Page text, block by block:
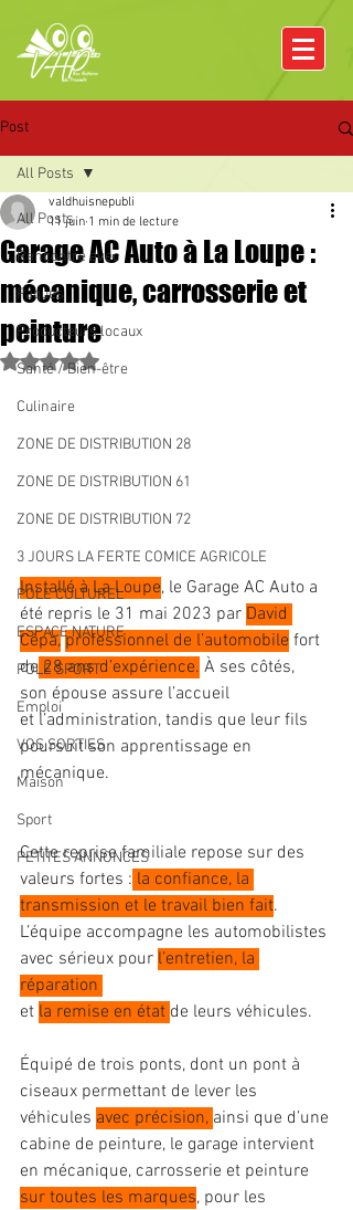
Post
All Posts
Rencontre avec
Pâques
Producteurs locaux
Santé / Bien-être
Culinaire
ZONE DE DISTRIBUTION 28
ZONE DE DISTRIBUTION 61
ZONE DE DISTRIBUTION 72
3 JOURS LA FERTE COMICE AGRICOLE
POLE CULTUREL
ESPACE NATURE
POLE SPORT
Emploi
VOS SORTIES
Maison
Sport
PETITES ANNONCES
All Posts
Garage AC Auto à La Loupe :
mécanique, carrosserie et
peinture
valdhuisnepubli
11 juin 1 min de lecture
Noté NaN étoiles sur 5.
Installé à La Loupe, le Garage AC Auto a
été repris le 31 mai 2023 par David
Cépa, professionnel de l’automobile fort
de 28 ans d’expérience. À ses côtés,
son épouse assure l’accueil
et l’administration, tandis que leur fils
poursuit son apprentissage en
mécanique.
Cette reprise familiale repose sur des
valeurs fortes : la confiance, la
transmission et le travail bien fait.
L’équipe accompagne les automobilistes
avec sérieux pour l’entretien, la
réparation
et la remise en état de leurs véhicules.
Équipé de trois ponts, dont un pont à
ciseaux permettant de lever les
véhicules avec précision, ainsi que d’une
cabine de peinture, le garage intervient
en mécanique, carrosserie et peinture
sur toutes les marques, pour les